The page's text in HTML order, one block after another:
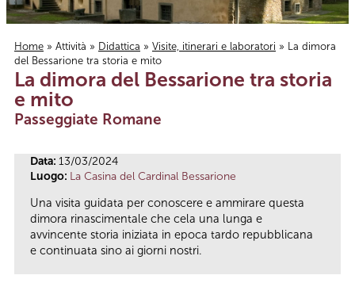
Tu sei qui
Home » Attività » Didattica » Visite, itinerari e laboratori » La dimora
del Bessarione tra storia e mito
La dimora del Bessarione tra storia
e mito
Passeggiate Romane
Data: 13/03/2024
Luogo: La Casina del Cardinal Bessarione
Una visita guidata per conoscere e ammirare questa
dimora rinascimentale che cela una lunga e
avvincente storia iniziata in epoca tardo repubblicana
e continuata sino ai giorni nostri.